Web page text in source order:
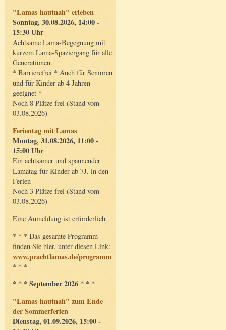
"Lamas hautnah" erleben
Sonntag, 30.08.2026, 14:00 -
15:30 Uhr
Achtsame Lama-Begegnung mit
kurzem Lama-Spaziergang für alle
Generationen.
* Barrierefrei * Auch für Senioren
und für Kinder ab 4 Jahren
geeignet *
Noch 8 Plätze frei (Stand vom
03.08.2026)
Ferientag mit Lamas
Montag, 31.08.2026, 11:00 -
15:00 Uhr
Ein achtsamer und spannender
Lamatag für Kinder ab 7J. in den
Ferien
Noch 3 Plätze frei (Stand vom
03.08.2026)
Eine Anmeldung ist erforderlich.
* * * Das gesamte Programm
finden Sie hier, unter diesen Link:
www.prachtlamas.de/programm
* * *
* * * September 2026 * * *
"Lamas hautnah" zum Ende
der Sommerferien
Dienstag, 01.09.2026, 15:00 -